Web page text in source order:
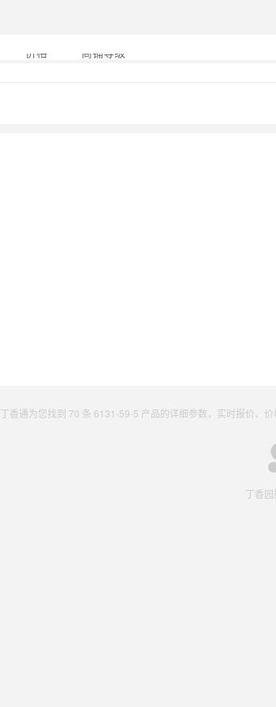
价格 商铺等级
丁香通为您找到 70 条 6131-59-5 产品的详细参数，实时报价、
丁香